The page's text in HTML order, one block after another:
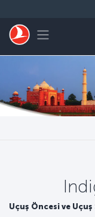
Toggle
Uçuş Öncesi ve Uçuş